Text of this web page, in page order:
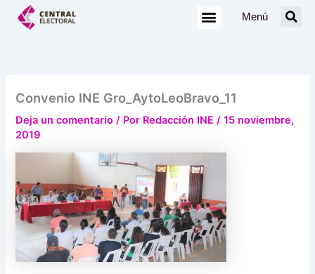
Menú
Convenio INE Gro_AytoLeoBravo_11
Deja un comentario / Por Redacción INE/15 noviembre,
2019